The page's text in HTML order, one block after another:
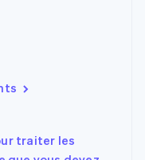
traiter les